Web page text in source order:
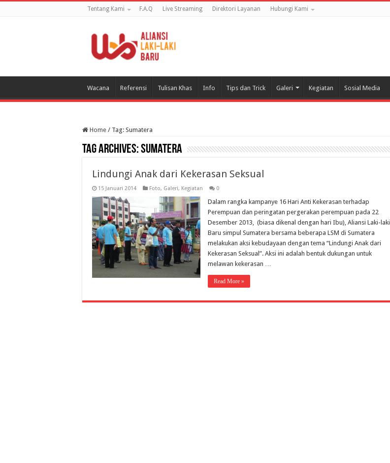
Tentang Kami F.A.Q Live Streaming Direktori Layanan Hubungi Kami
Wacana Referensi Tulisan Khas Info Tips dan Trick Galeri Kegiatan Sosial Media
Home / Tag: Sumatera
Tag Archives:Sumatera
Lindungi Anak dari Kekerasan Seksual
15 Januari 2014 Foto, Galeri, Kegiatan 0
Dalam rangka kampanye 16 Hari Anti Kekerasan terhadap
Perempuan dan peringatan pergerakan perempuan pada 22
Desember 2013, (biasa dikenal dengan hari Ibu), Aliansi Laki-laki
Baru simpul Sumatera bersama beberapa LSM di Sumatera
melakukan aksi kebudayaan dengan tema “Lindungi Anak dari
Kekerasan Seksual”. Aksi ini adalah bentuk dukungan untuk
melawan kekerasan …
Read More »